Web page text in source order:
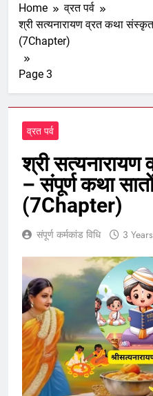
Home
व्रत पर्व
श्री सत्यनारायण व्रत कथा
(7Chapter)
Page 3
व्रत पर्व
श्री
– संपूर्ण कथा
(7Chapter)
संपूर्ण कर्मकांड विधि 3